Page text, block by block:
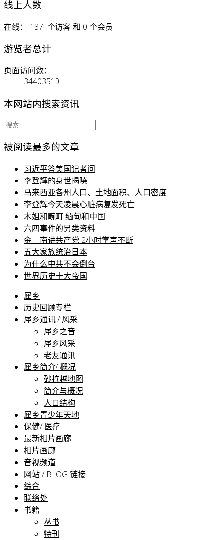
线上人数
在线： 137 个访客 和 0 个会员
游览者总计
页面访问数：
34403510
本网站内搜索资讯
被阅读最多的文章
习近平答美国记者问
李登輝的身世揭曉
马来西亚各州人口、土地面积、人口密度
李登辉今天凌晨心脏病复发死亡
木姐和畹町 缅甸和中国
六四事件的另类资料
金一南讲共产党 2小时掌声不断
五大家族统治日本
为什么中共不会倒台
世界历史十大帝国
犀乡
历史回顾专栏
犀乡通讯 / 风采
犀乡之音
犀乡风采
老友通讯
犀乡简介/ 概况
砂拉越地图
简介与概况
人口结构
犀乡青少年天地
保健/ 医疗
最新相片画廊
相片画廊
音视频道
网站 / BLOG 链接
综合
联络处
书籍
丛书
特刊